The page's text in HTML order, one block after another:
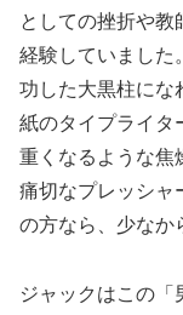
としての挫折や教
経験していました
功した大黒柱にな
紙のタイプライタ
重くなるような焦
痛切なプレッシャ
の方なら、少なか
ジャックはこの「